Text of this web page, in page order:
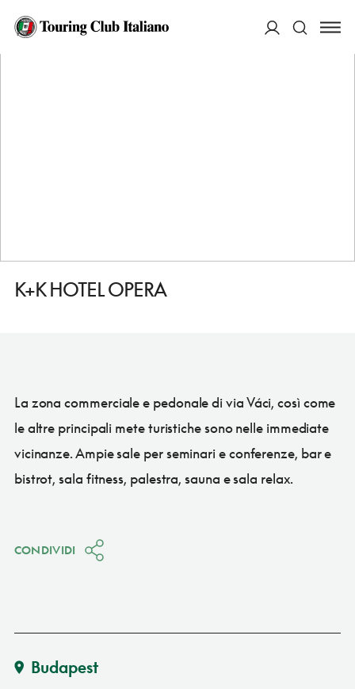
HOME
K+K HOTEL OPERA
La zona commerciale e pedonale di via Váci, così come
le altre principali mete turistiche sono nelle immediate
vicinanze. Ampie sale per seminari e conferenze, bar e
bistrot, sala fitness, palestra, sauna e sala relax.
CONDIVIDI
Budapest